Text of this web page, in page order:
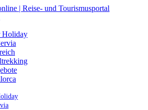
Holiday